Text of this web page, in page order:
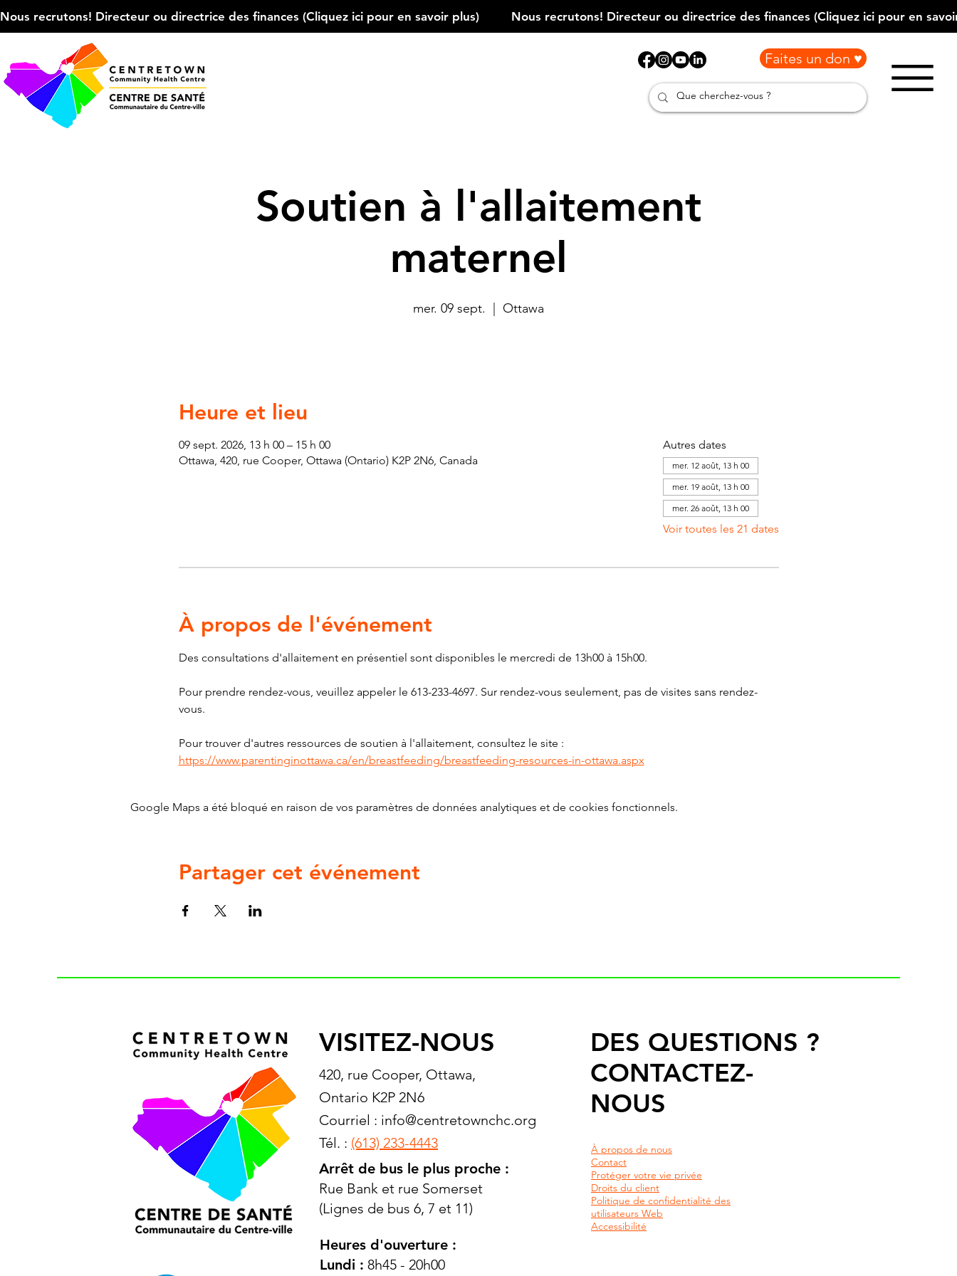
Nous recrutons! Directeur ou directrice des finances (Cliquez ici pour en savoir plus)
Faites un don ♥
Soutien à l'allaitement
maternel
mer. 09 sept. Ottawa
Heure et lieu
09 sept. 2026, 13 h 00 – 15 h 00
Ottawa, 420, rue Cooper, Ottawa (Ontario) K2P 2N6, Canada
Autres dates
mer. 12 août, 13 h 00
mer. 19 août, 13 h 00
mer. 26 août, 13 h 00
Voir toutes les 21 dates
À propos de l'événement
Des consultations d'allaitement en présentiel sont disponibles le mercredi de 13h00 à 15h00.
Pour prendre rendez-vous, veuillez appeler le 613-233-4697. Sur rendez-vous seulement, pas de visites sans rendez-
vous.
Pour trouver d'autres ressources de soutien à l'allaitement, consultez le site :
https://www.parentinginottawa.ca/en/breastfeeding/breastfeeding-resources-in-ottawa.aspx
Google Maps a été bloqué en raison de vos paramètres de données analytiques et de cookies fonctionnels.
Partager cet événement
VISITEZ-NOUS
420, rue Cooper, Ottawa,
Ontario K2P 2N6
Courriel : info@centretownchc.org
Tél. : (613) 233-4443
Arrêt de bus le plus proche :
Rue Bank et rue Somerset
(Lignes de bus 6, 7 et 11)
Heures d'ouverture :
Lundi : 8h45 - 20h00
DES QUESTIONS ?
CONTACTEZ-
NOUS
À propos de nous
Contact
Protéger votre vie privée
Droits du client
Politique de confidentialité des
utilisateurs Web
Accessibilité